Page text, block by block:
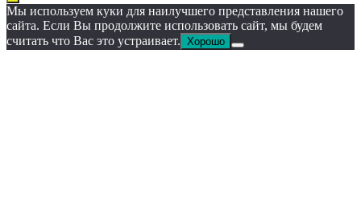
Мы используем куки для наилучшего представления нашего
сайта. Если Вы продолжите использовать сайт, мы будем
считать что Вас это устраивает. Хорошо